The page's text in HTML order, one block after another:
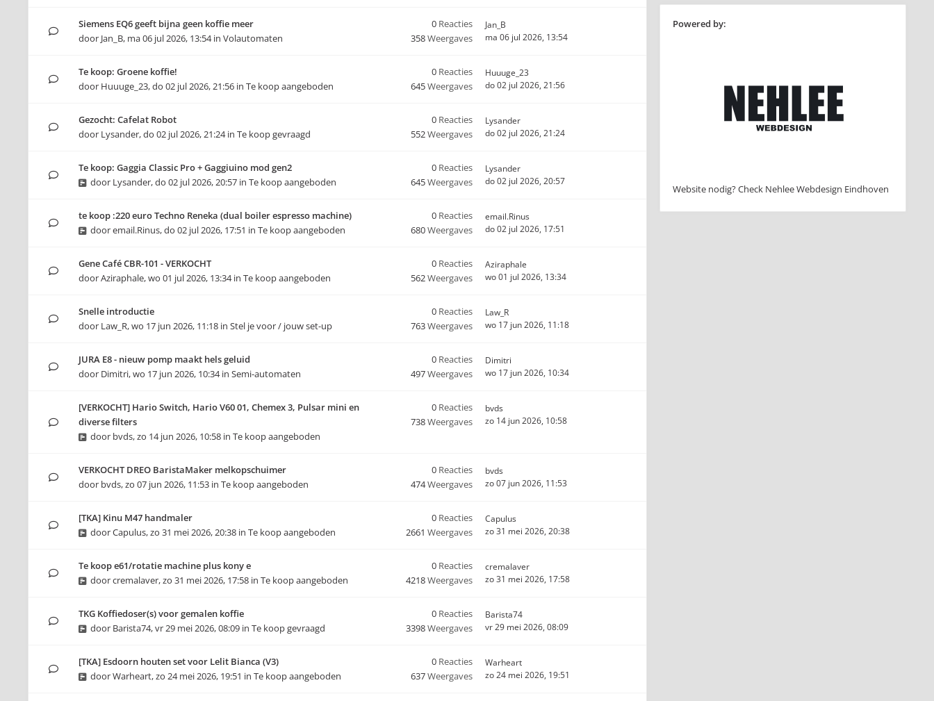
Siemens EQ6 geeft bijna geen koffie meer
door Jan_B, ma 06 jul 2026, 13:54in Volautomaten
0 Reacties
358Weergaves
Jan_B
ma 06 jul 2026, 13:54
Te koop: Groene koffie!
door Huuuge_23,do 02 jul 2026, 21:56 in Te koop aangeboden
0 Reacties
645Weergaves
Huuuge_23
do 02 jul 2026, 21:56
Gezocht: Cafelat Robot
door Lysander,do 02 jul 2026, 21:24in Te koop gevraagd
0 Reacties
552Weergaves
Lysander
do 02 jul 2026, 21:24
Te koop: Gaggia Classic Pro + Gaggiuino mod gen2
door Lysander,do 02 jul 2026, 20:57 in Te koop aangeboden
0 Reacties
645Weergaves
Lysander
do 02 jul 2026, 20:57
te koop :220 euro Techno Reneka (dual boiler espresso machine)
dooremail.Rinus,do 02 jul 2026, 17:51 in Te koop aangeboden
0 Reacties
680Weergaves
email.Rinus
do 02 jul 2026, 17:51
Gene Café CBR-101 - VERKOCHT
doorAziraphale,wo 01 jul 2026, 13:34in Te koop aangeboden
0 Reacties
562Weergaves
Aziraphale
wo 01 jul 2026, 13:34
Snelle introductie
door Law_R,wo 17 jun 2026, 11:18 in Stel je voor / jouw set-up
0 Reacties
763Weergaves
Law_R
wo 17 jun 2026, 11:18
JURA E8 - nieuw pomp maakt hels geluid
door Dimitri,wo 17 jun 2026, 10:34in Semi-automaten
0 Reacties
497Weergaves
Dimitri
wo 17 jun 2026, 10:34
[VERKOCHT] Hario Switch, Hario V60 01, Chemex 3, Pulsar mini en
diverse filters
door bvds,zo 14 jun 2026, 10:58 in Te koop aangeboden
0 Reacties
738Weergaves
bvds
zo 14 jun 2026, 10:58
VERKOCHT DREO BaristaMaker melkopschuimer
door bvds,zo 07 jun 2026, 11:53 in Te koop aangeboden
0 Reacties
474Weergaves
bvds
zo 07 jun 2026, 11:53
[TKA] Kinu M47 handmaler
doorCapulus,zo 31 mei 2026, 20:38 in Te koop aangeboden
0 Reacties
2661 Weergaves
Capulus
zo 31 mei 2026, 20:38
Te koop e61/rotatie machine plus kony e
doorcremalaver,zo 31 mei 2026, 17:58 in Te koop aangeboden
0 Reacties
4218Weergaves
cremalaver
zo 31 mei 2026, 17:58
TKG Koffiedoser(s) voor gemalen koffie
door Barista74,vr 29 mei 2026, 08:09 in Te koop gevraagd
0 Reacties
3398Weergaves
Barista74
vr 29 mei 2026, 08:09
[TKA] Esdoorn houten set voor Lelit Bianca (V3)
doorWarheart,zo 24 mei 2026, 19:51 in Te koop aangeboden
0 Reacties
637Weergaves
Warheart
zo 24 mei 2026, 19:51
Powered by:
Website nodig? Check Nehlee Webdesign Eindhoven